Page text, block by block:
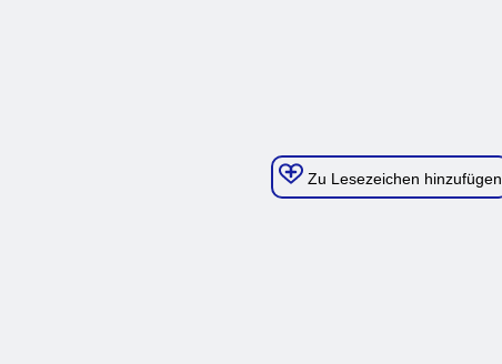
Zu Lesezeichen hinzufügen